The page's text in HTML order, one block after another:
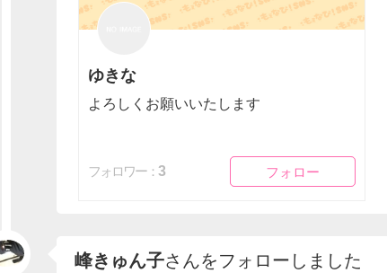
ゆきな
よろしくお願いいたします
フォロー
フォロー
フォロワー： 3
峰きゅん子さんをフォローしました